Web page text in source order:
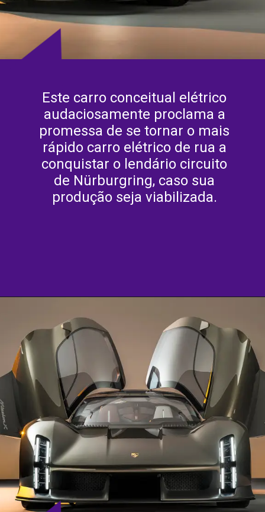
Este carro conceitual elétrico
audaciosamente proclama a
promessa de se tornar o mais
rápido carro elétrico de rua a
conquistar o lendário circuito
de Nürburgring, caso sua
produção seja viabilizada.